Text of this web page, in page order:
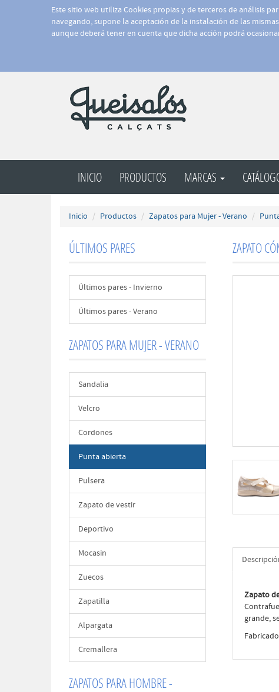
Este sitio web utiliza Cookies propias y de terceros de análisis
navegando, supone la aceptación de la instalación de las
aunque deberá tener en cuenta que dicha acción podrá
INICIO PRODUCTOS MARCAS
Inicio Productos Zapatos para Mujer - Verano
ÚLTIMOS PARES
Últimos pares - Invierno
Últimos pares - Verano
ZAPATOS PARA MUJER - VERANO
Sandalia
Velcro
Cordones
Punta abierta
Pulsera
Zapato de vestir
Deportivo
Mocasin
Zuecos
Zapatilla
Alpargata
Cremallera
ZAPATOS PARA HOMBRE -
ZAPATO
Zapato
grande,